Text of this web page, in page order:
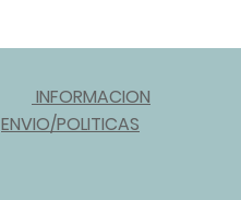
INFORMACION
ENVIO/POLITICAS